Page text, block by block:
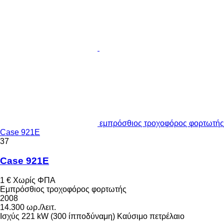
εμπρόσθιος τροχοφόρος φορτωτής
Case 921E
37
Case 921E
1 € Χωρίς ΦΠΑ
Εμπρόσθιος τροχοφόρος φορτωτής
2008
14.300 ωρ./λειτ.
Ισχύς 221 kW (300 ίπποδύναμη) Καύσιμο πετρέλαιο